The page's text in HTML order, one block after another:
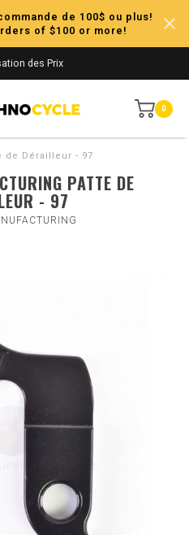
de 100$ ou plus!
of $100 or more!
des Prix
0
de Dérailleur - 97
PATTE DE
- 97